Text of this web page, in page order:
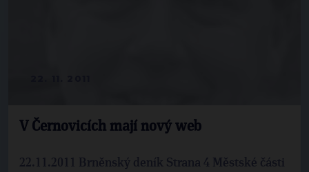
V Černovicích mají nový web
22.11.2011 Brněnský deník Strana 4 Městské části